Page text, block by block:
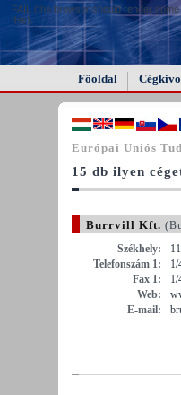
FAIL (the browser should render
this).
Főoldal
Európai Uniós
15 db ilyen
Burrvill Kft.
Székhely:
Telefonszám 1:
1/
Fax 1:
1/
Web:
E-mail: